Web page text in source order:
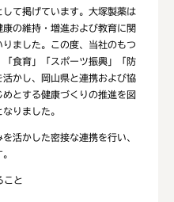
て掲げています。大塚製薬は
の維持・増進および教育に関
ました。この度、当社のもつ
「食育」「スポーツ振興」「防
かし、岡山県と連携および協
とする健康づくりの推進を図
りました。
活かした密接な連携を行い、
こと